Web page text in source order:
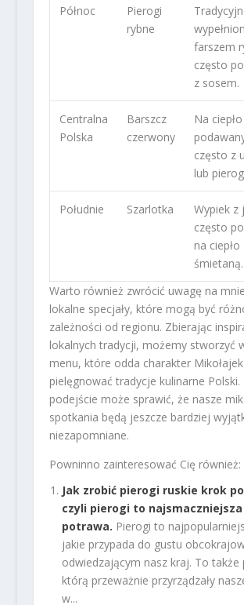
Północ
Pierogi
rybne
farszem
często
z sosem.
Centralna
Polska
Barszcz
czerwony
Na ciepło
często z
lub
Południe Szarlotka
Wypiek z
często
na
śmietaną.
Warto również zwrócić uwagę na
lokalne specjały, które mogą być
zależności od regionu. Zbierając
lokalnych tradycji, możemy stworzyć
menu, które odda charakter
pielęgnować tradycje kulinarne Polski.
podejście może sprawić, że nasze
spotkania będą jeszcze bardziej
niezapomniane.
Powninno zainteresować Cię również:
Jak zrobić pierogi ruskie krok
czyli pierogi to
potrawa. Pierogi to
jakie przypada do gustu
odwiedzającym nasz kraj. To także
którą przeważnie przyrządzały
w...